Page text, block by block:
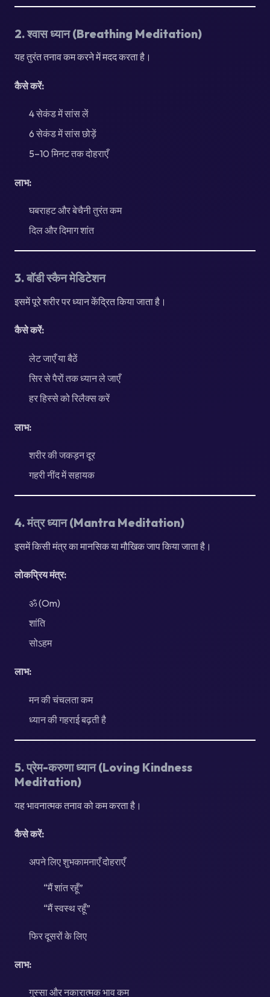
2. श्वास ध्यान (Breathing Meditation)
यह तुरंत तनाव कम करने में मदद करता है।
कैसे करें:
4 सेकंड में सांस लें
6 सेकंड में सांस छोड़ें
5–10 मिनट तक दोहराएँ
लाभ:
घबराहट और बेचैनी तुरंत कम
दिल और दिमाग शांत
3. बॉडी स्कैन मेडिटेशन
इसमें पूरे शरीर पर ध्यान केंद्रित किया जाता है।
कैसे करें:
लेट जाएँ या बैठें
सिर से पैरों तक ध्यान ले जाएँ
हर हिस्से को रिलैक्स करें
लाभ:
शरीर की जकड़न दूर
गहरी नींद में सहायक
4. मंत्र ध्यान (Mantra Meditation)
इसमें किसी मंत्र का मानसिक या मौखिक जाप किया जाता है।
लोकप्रिय मंत्र:
ॐ (Om)
शांति
सोऽहम
लाभ:
मन की चंचलता कम
ध्यान की गहराई बढ़ती है
5. प्रेम-करुणा ध्यान (Loving Kindness
Meditation)
यह भावनात्मक तनाव को कम करता है।
कैसे करें:
अपने लिए शुभकामनाएँ दोहराएँ
“मैं शांत रहूँ”
“मैं स्वस्थ रहूँ”
फिर दूसरों के लिए
लाभ:
गुस्सा और नकारात्मक भाव कम